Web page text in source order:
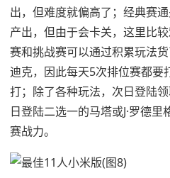
出，但难度就偏高了；经典赛
产出，但由于会卡关，这里比
赛和挑战赛可以通过积累玩法
迪克，因此每天5次排位赛都要
打；除了各种玩法，次日登陆
日登陆二选一的马塔或J·罗德
赛战力。